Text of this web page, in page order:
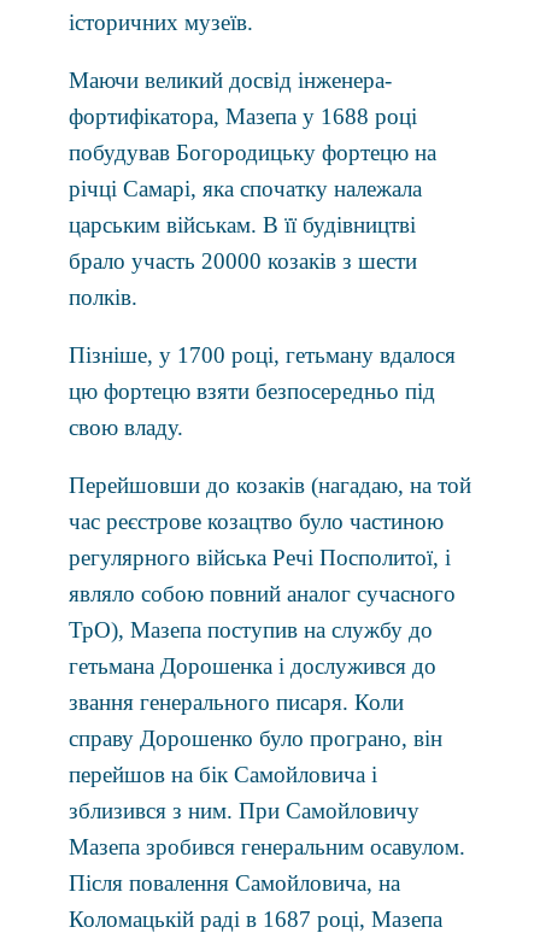
історичних музеїв.
Маючи великий досвід інженера-
фортифікатора, Мазепа у 1688 році
побудував Богородицьку фортецю на
річці Самарі, яка спочатку належала
царським військам. В її будівництві
брало участь 20000 козаків з шести
полків.
Пізніше, у 1700 році, гетьману вдалося
цю фортецю взяти безпосередньо під
свою владу.
Перейшовши до козаків (нагадаю, на той
час реєстрове козацтво було частиною
регулярного війська Речі Посполитої, і
являло собою повний аналог сучасного
ТрО), Мазепа поступив на службу до
гетьмана Дорошенка і дослужився до
звання генерального писаря. Коли
справу Дорошенко було програно, він
перейшов на бік Самойловича і
зблизився з ним. При Самойловичу
Мазепа зробився генеральним осавулом.
Після повалення Самойловича, на
Коломацькій раді в 1687 році, Мазепа